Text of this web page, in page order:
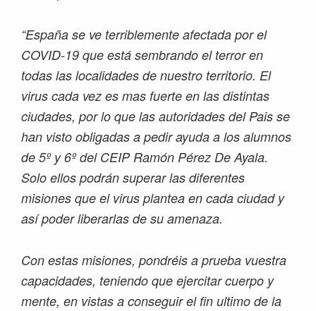
“España se ve terriblemente afectada por el
COVID-19 que está sembrando el terror en
todas las localidades de nuestro territorio. El
virus cada vez es mas fuerte en las distintas
ciudades, por lo que las autoridades del Pais se
han visto obligadas a pedir ayuda a los alumnos
de 5º y 6º del CEIP Ramón Pérez De Ayala.
Solo ellos podrán superar las diferentes
misiones que el virus plantea en cada ciudad y
así poder liberarlas de su amenaza.
Con estas misiones, pondréis a prueba vuestra
capacidades, teniendo que ejercitar cuerpo y
mente, en vistas a conseguir el fin ultimo de la